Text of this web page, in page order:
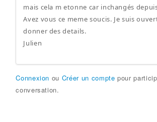
mais cela m etonne car inchangés
Avez vous ce meme soucis. Je suis
donner des details.
Julien
Connexion ou Créer un compte pour
conversation.